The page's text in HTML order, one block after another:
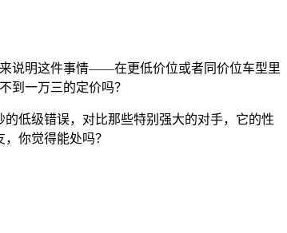
说明这件事情——在更低价位或者同价位车型里
到一万三的定价吗？
低级错误，对比那些特别强大的对手，它的性
你觉得能处吗？